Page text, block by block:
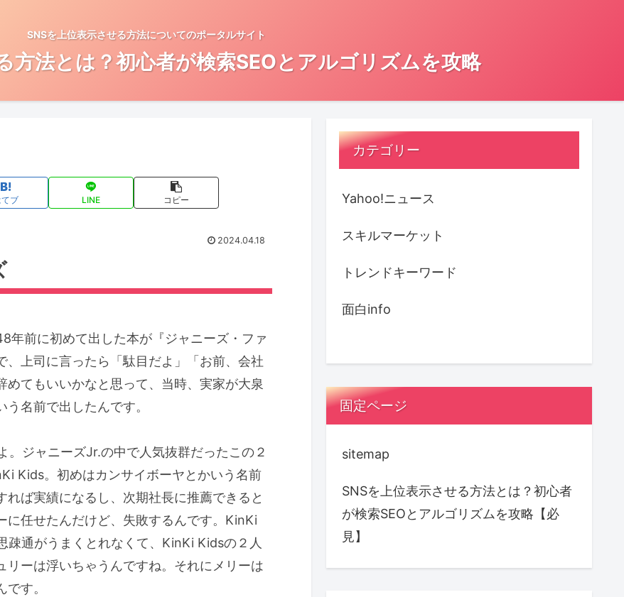
SNSを上位表示させる方法についてのポータルサイト
方法とは？初心者が検索SEOとアルゴリズムを攻略
ブ LINE コピー
2024.04.18
年前に初めて出した本が『ジャニーズ・ファ
、上司に言ったら「駄目だよ」「お前、会社
てもいいかなと思って、当時、実家が大泉
名前で出したんです。
ジャニーズJr.の中で人気抜群だったこの２
Kids。初めはカンサイボーヤとかいう名前
ば実績になるし、次期社長に推薦できると
に任せたんだけど、失敗するんです。KinKi
疎通がうまくとれなくて、KinKi Kidsの２人
ーは浮いちゃうんですね。それにメリーは
す。
カテゴリー
Yahoo!ニュース
スキルマーケット
トレンドキーワード
面白info
固定ページ
sitemap
SNSを上位表示させる方法とは？初心者
が検索SEOとアルゴリズムを攻略【必
見】